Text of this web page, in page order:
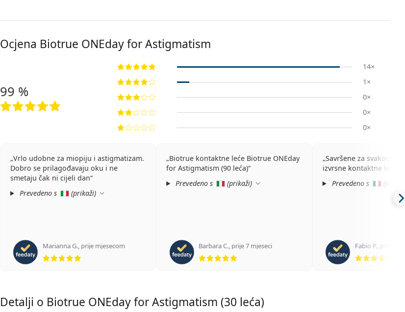
Ocjena Biotrue ONEday for Astigmatism
99 %
14×
1×
0×
0×
0×
Vrlo udobne za miopiju i astigmatizam.
Dobro se prilagođavaju oku i ne
smetaju čak ni cijeli dan
Prevedeno s
(prikaži)
Marianna G., prije mjesecom
ocjena 5 od 5
Biotrue kontaktne leće Biotrue ONEday
for Astigmatism (90 leća)
Prevedeno s
(prikaži)
Barbara C., prije 7 mjeseci
ocjena 5 od 5
Savršene za
izvrsne kontaktne leće
Prevedeno s
(
Fabio P., prije
Detalji o Biotrue ONEday for Astigmatism (30 leća)